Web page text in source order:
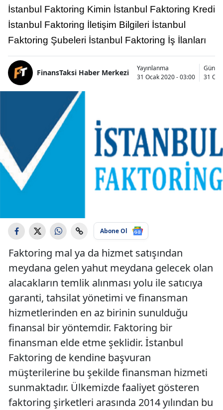
İstanbul Faktoring Kimin İstanbul Faktoring Kredi
İstanbul Faktoring İletişim Bilgileri İstanbul
Faktoring Şubeleri İstanbul Faktoring İş İlanları
FinansTaksi Haber Merkezi
Yayınlanma
31 Ocak 2020 - 03:00
31
Abone Ol
Faktoring mal ya da hizmet satışından
meydana gelen yahut meydana gelecek olan
alacakların temlik alınması yolu ile satıcıya
garanti, tahsilat yönetimi ve finansman
hizmetlerinden en az birinin sunulduğu
finansal bir yöntemdir. Faktoring bir
finansman elde etme şeklidir. İstanbul
Faktoring de kendine başvuran
müşterilerine bu şekilde finansman hizmeti
sunmaktadır. Ülkemizde faaliyet gösteren
faktoring şirketleri arasında 2014 yılından bu